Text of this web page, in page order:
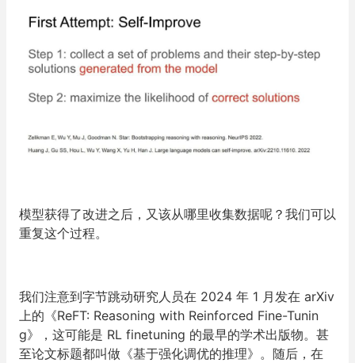
模型获得了改进之后，又该从哪里收集数据呢？我们可以
重复这个过程。
我们注意到字节跳动研究人员在 2024 年 1 月发在 arXiv
上的《ReFT: Reasoning with Reinforced Fine-Tunin
g》，这可能是 RL finetuning 的最早的学术出版物。甚
至论文标题都叫做《基于强化调优的推理》。随后，在